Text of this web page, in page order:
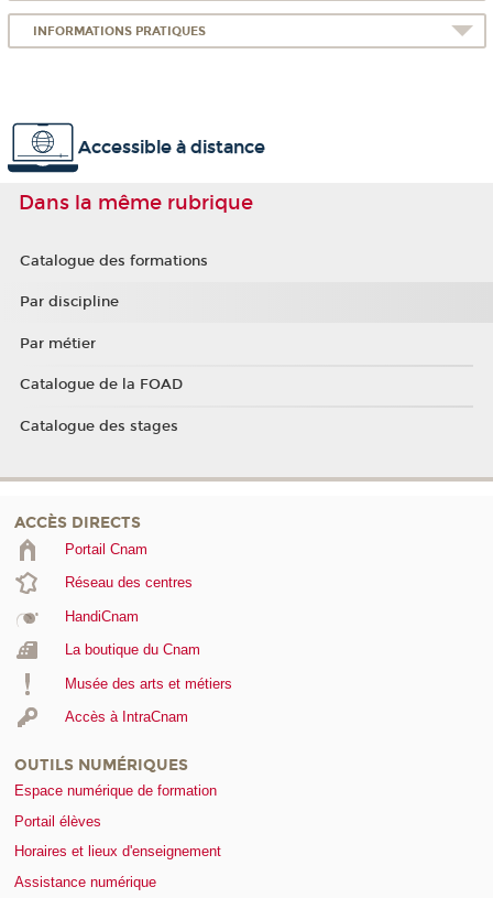
INFORMATIONS PRATIQUES
Accessible à distance
Dans la même rubrique
Catalogue des formations
Par discipline
Par métier
Catalogue de la FOAD
Catalogue des stages
ACCÈS DIRECTS
Portail Cnam
Réseau des centres
HandiCnam
La boutique du Cnam
Musée des arts et métiers
Accès à IntraCnam
OUTILS NUMÉRIQUES
Espace numérique de formation
Portail élèves
Horaires et lieux d'enseignement
Assistance numérique